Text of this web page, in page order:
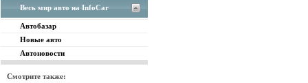
Весь мир авто на InfoCar
Автобазар
Новые авто
Автоновости
Смотрите также: